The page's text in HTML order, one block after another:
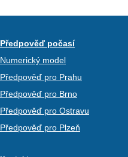
Předpověď počasí
Numerický model
Předpověď pro Prahu
Předpověď pro Brno
Předpověď pro Ostravu
Předpověď pro Plzeň